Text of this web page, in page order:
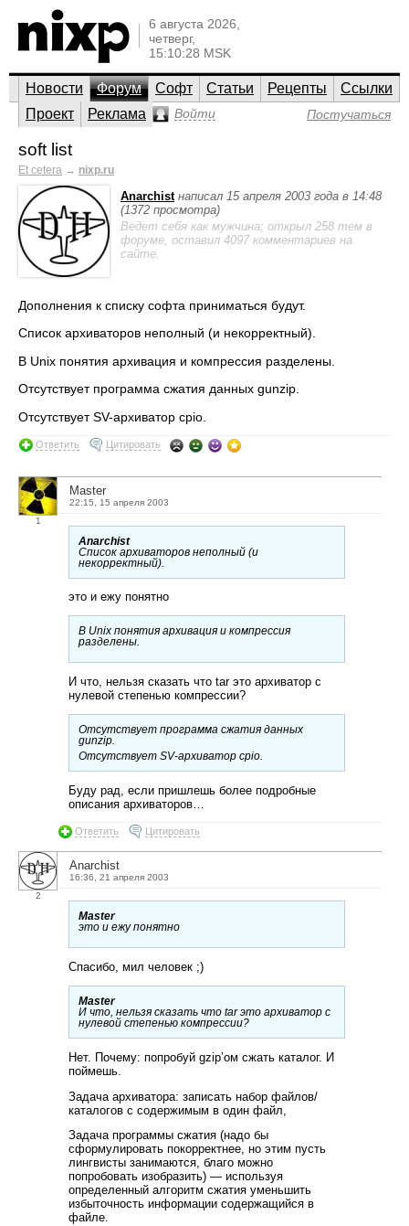
6 августа 2026,
четверг,
15:10:28 MSK
Новости Форум Софт Статьи Рецепты
Ссылки
Проект
Реклама Войти Постучаться
soft list
Et cetera → nixp.ru
Anarchist написал 15 апреля 2003 года в 14:48
(1372 просмотра)
Ведет себя как мужчина; открыл 258 тем в
форуме, оставил 4097 комментариев на
сайте.
Дополнения к списку софта приниматься будут.
Список архиваторов неполный (и некорректный).
В Unix понятия архивация и компрессия разделены.
Отсутствует программа сжатия данных gunzip.
Отсутствует SV-архиватор cpio.
Ответить Цитировать
1
Master
22:15, 15 апреля 2003
Anarchist
Список архиваторов неполный (и
некорректный).
это и ежу понятно
В Unix понятия архивация и компрессия
разделены.
И что, нельзя сказать что tar это архиватор с
нулевой степенью компрессии?
Отсутствует программа сжатия данных
gunzip.
Отсутствует SV-архиватор cpio.
Буду рад, если пришлешь более подробные
описания архиваторов…
Ответить Цитировать
2
Anarchist
16:36, 21 апреля 2003
Master
это и ежу понятно
Спасибо, мил человек ;)
Master
И что, нельзя сказать что tar это архиватор с
нулевой степенью компрессии?
Нет. Почему: попробуй gzip’ом сжать каталог. И
поймешь.
Задача архиватора: записать набор файлов/
каталогов с содержимым в один файл,
Задача программы сжатия (надо бы
сформулировать покорректнее, но этим пусть
лингвисты занимаются, благо можно
попробовать изобразить) — используя
определенный алгоритм сжатия уменьшить
избыточность информации содержащийся в
файле.